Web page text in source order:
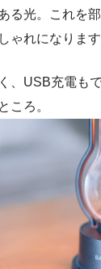
る光。これを
ゃれになります
、USB充電も
ころ。